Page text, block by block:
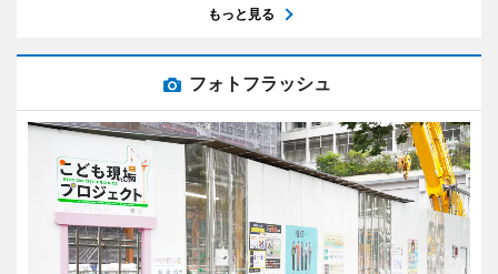
もっと見る
フォトフラッシュ